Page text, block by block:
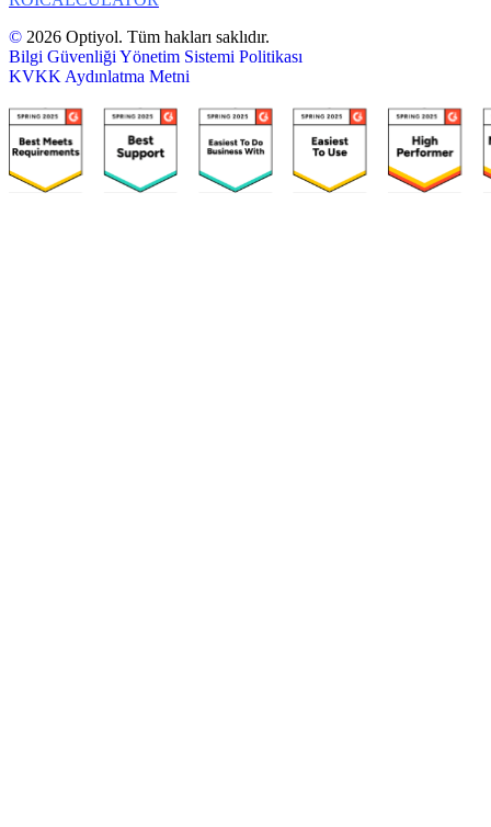
© 2026 Optiyol. Tüm hakları saklıdır.
Bilgi Güvenliği Yönetim Sistemi Politikası
KVKK Aydınlatma Metni